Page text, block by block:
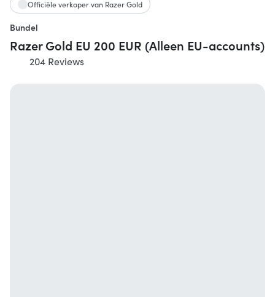
Officiële verkoper van Razer Gold
Bundel
Razer Gold EU 200 EUR (Alleen EU-accounts)
204 Reviews